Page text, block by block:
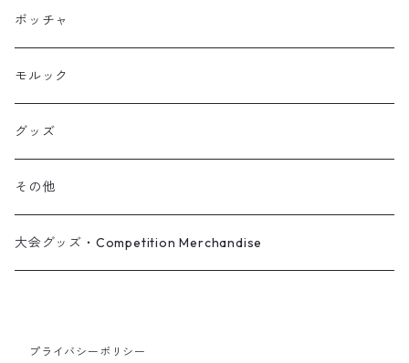
フルーレ
小学生
中学生
サーブル
ユニフォーム
ボッチャ
モルック
グッズ
その他
大会グッズ・Competition Merchandise
プライバシーポリシー